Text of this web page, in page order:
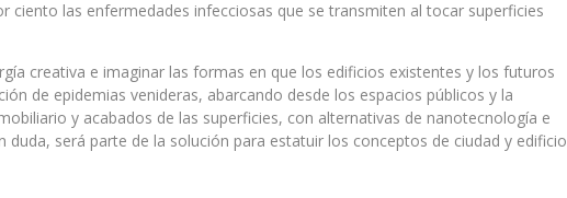
ciento las enfermedades infecciosas que se transmiten al tocar superficies
creativa e imaginar las formas en que los edificios existentes y los futuros
de epidemias venideras, abarcando desde los espacios públicos y la
y acabados de las superficies, con alternativas de nanotecnología e
duda, será parte de la solución para estatuir los conceptos de ciudad y edificio